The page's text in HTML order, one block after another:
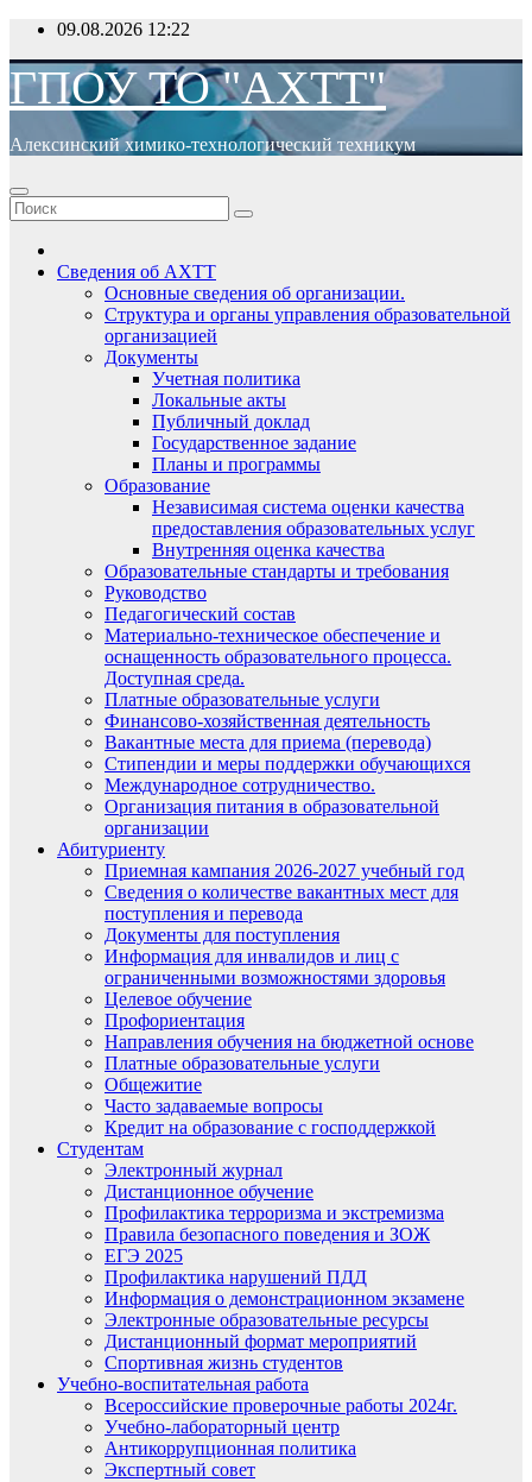
Перейти
содержимому
09.08.2026 12:22
ГПОУ ТО "АХТТ"
Алексинский химико-технологический техникум
Сведения об АХТТ
Основные сведения об организации.
Структура и органы управления образовательной
организацией
Документы
Учетная политика
Локальные акты
Публичный доклад
Государственное задание
Планы и программы
Образование
Независимая система оценки качества
предоставления образовательных услуг
Внутренняя оценка качества
Образовательные стандарты и требования
Руководство
Педагогический состав
Материально-техническое обеспечение и
оснащенность образовательного процесса.
Доступная среда.
Платные образовательные услуги
Финансово-хозяйственная деятельность
Вакантные места для приема (перевода)
Стипендии и меры поддержки обучающихся
Международное сотрудничество.
Организация питания в образовательной
организации
Абитуриенту
Приемная кампания 2026-2027 учебный год
Сведения о количестве вакантных мест для
поступления и перевода
Документы для поступления
Информация для инвалидов и лиц с
ограниченными возможностями здоровья
Целевое обучение
Профориентация
Направления обучения на бюджетной основе
Платные образовательные услуги
Общежитие
Часто задаваемые вопросы
Кредит на образование с господдержкой
Студентам
Электронный журнал
Дистанционное обучение
Профилактика терроризма и экстремизма
Правила безопасного поведения и ЗОЖ
ЕГЭ 2025
Профилактика нарушений ПДД
Информация о демонстрационном экзамене
Электронные образовательные ресурсы
Дистанционный формат мероприятий
Спортивная жизнь студентов
Учебно-воспитательная работа
Всероссийские проверочные работы 2024г.
Учебно-лабораторный центр
Антикоррупционная политика
Экспертный совет